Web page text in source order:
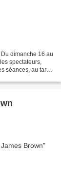
dimanche 16 au
spectateurs,
séances, au tarif